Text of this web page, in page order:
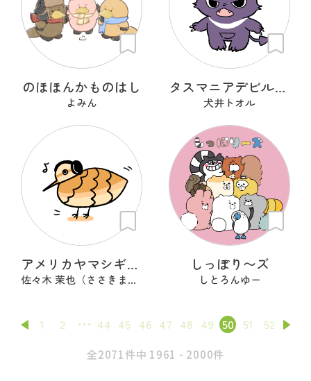
のほほんかものはし
よみん
タスマニアデビルのデビぷん
犬井トオル
アメリカヤマシギくん
佐々木 茉也（ささきまや）
しっぽり〜ズ
しとろんゆー
1 2 44 45 46 47 48 49 50 51 52
全2071件中 1961 - 2000件